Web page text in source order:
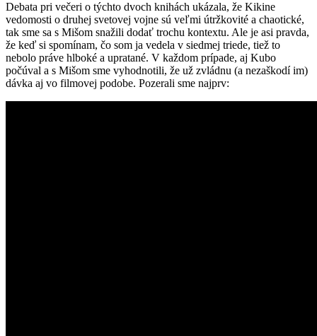
Debata pri večeri o týchto dvoch knihách ukázala, že Kikine
vedomosti o druhej svetovej vojne sú veľmi útržkovité a chaotické,
tak sme sa s Mišom snažili dodať trochu kontextu. Ale je asi pravda,
že keď si spomínam, čo som ja vedela v siedmej triede, tiež to
nebolo práve hlboké a upratané. V každom prípade, aj Kubo
počúval a s Mišom sme vyhodnotili, že už zvládnu (a nezaškodí im)
dávka aj vo filmovej podobe. Pozerali sme najprv: